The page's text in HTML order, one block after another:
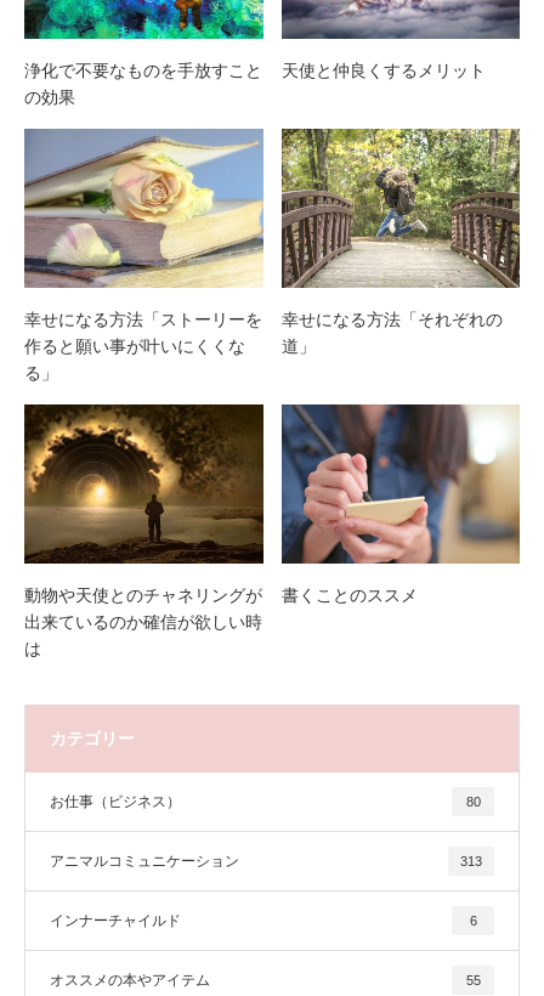
浄化で不要なものを手放すこと
の効果
天使と仲良くするメリット
幸せになる方法「ストーリーを
作ると願い事が叶いにくくな
る」
幸せになる方法「それぞれの
道」
動物や天使とのチャネリングが
出来ているのか確信が欲しい時
は
書くことのススメ
カテゴリー
お仕事（ビジネス） 80
アニマルコミュニケーション 313
インナーチャイルド 6
オススメの本やアイテム 55